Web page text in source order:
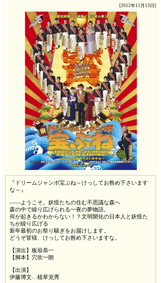
[2012年11月13日]
『ドリームジャンボ宝ぶね～けっしてお咎め下さいます
な～』
――ようこそ。妖怪たちの住む不思議な森へ
森の中で繰り広げられる一夜の夢物語。
何が起きるかわからない！？文明開化の日本人と妖怪た
ちが繰り広げる
新年最初のお祭り騒ぎをお届けします。
どうぞ皆様、けっしてお咎め下さいますな。
【演出】板垣恭一
【脚本】穴吹一朗
【出演】
伊藤博文…植草克秀